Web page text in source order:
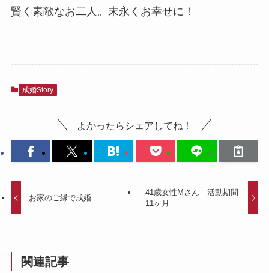
賢く素敵なお二人。末永くお幸せに！
成婚Story
よかったらシェアしてね！
お家のご縁で成婚
41歳女性Mさん 活動期間
11ヶ月
関連記事